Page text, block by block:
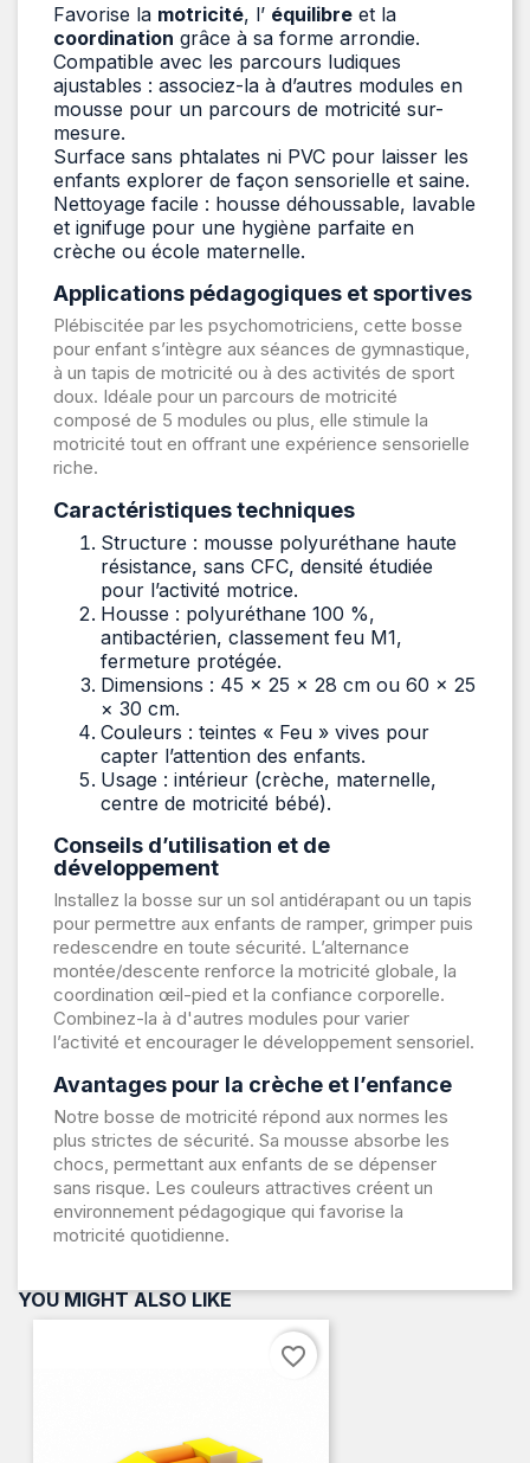
Favorise la motricité, l’ équilibre et la
coordination grâce à sa forme arrondie.
Compatible avec les parcours ludiques
ajustables : associez-la à d’autres modules en
mousse pour un parcours de motricité sur-
mesure.
Surface sans phtalates ni PVC pour laisser les
enfants explorer de façon sensorielle et saine.
Nettoyage facile : housse déhoussable, lavable
et ignifuge pour une hygiène parfaite en
crèche ou école maternelle.
Applications pédagogiques et sportives
Plébiscitée par les psychomotriciens, cette bosse
pour enfant s’intègre aux séances de gymnastique,
à un tapis de motricité ou à des activités de sport
doux. Idéale pour un parcours de motricité
composé de 5 modules ou plus, elle stimule la
motricité tout en offrant une expérience sensorielle
riche.
Caractéristiques techniques
Structure : mousse polyuréthane haute
résistance, sans CFC, densité étudiée
pour l’activité motrice.
Housse : polyuréthane 100 %,
antibactérien, classement feu M1,
fermeture protégée.
Dimensions : 45 × 25 × 28 cm ou 60 × 25
× 30 cm.
Couleurs : teintes « Feu » vives pour
capter l’attention des enfants.
Usage : intérieur (crèche, maternelle,
centre de motricité bébé).
Conseils d’utilisation et de
développement
Installez la bosse sur un sol antidérapant ou un tapis
pour permettre aux enfants de ramper, grimper puis
redescendre en toute sécurité. L’alternance
montée/descente renforce la motricité globale, la
coordination œil-pied et la confiance corporelle.
Combinez-la à d'autres modules pour varier
l’activité et encourager le développement sensoriel.
Avantages pour la crèche et l’enfance
Notre bosse de motricité répond aux normes les
plus strictes de sécurité. Sa mousse absorbe les
chocs, permettant aux enfants de se dépenser
sans risque. Les couleurs attractives créent un
environnement pédagogique qui favorise la
motricité quotidienne.
YOU MIGHT ALSO LIKE
favorite_border